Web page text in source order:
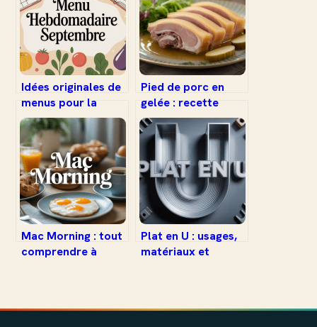
Idées originales de
menus pour la
semaine en
septembre :
astuces et
inspirations
Pied de porc en
gelée : recette
traditionnelle,
astuces et conseils
pratiques
Mac Morning : tout
comprendre à
France
Plat en U : usages,
matériaux et